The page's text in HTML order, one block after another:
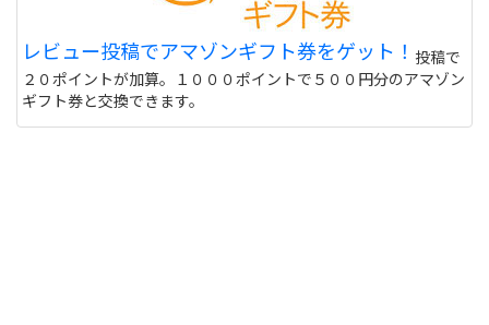
レビュー投稿でアマゾンギフト券をゲット！ 投稿で
２０ポイントが加算。１０００ポイントで５００円分のアマゾン
ギフト券と交換できます。